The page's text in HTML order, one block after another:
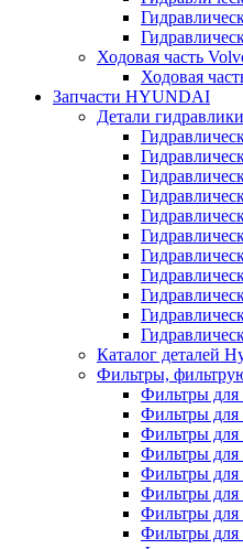
Ходовая часть
Ходовая
Запчасти HYUNDAI
Детали
Каталог деталей
Фильтры,
Фильтры для
Фильтры для
Фильтры для
Фильтры для
Фильтры для
Фильтры для
Фильтры для
Фильтры для